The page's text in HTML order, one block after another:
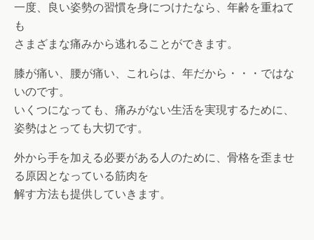
一度、良い姿勢の習慣を身につけたなら、年齢を重ねて
も
さまざまな痛みから逃れることができます。
膝が痛い、腰が痛い、これらは、年だから・・・ではな
いのです。
いくつになっても、痛みがない生活を実現するために、
姿勢はとっても大切です。
外から手を加える必要がある人のために、骨格を歪ませ
る原因となっている筋肉を
解す方法も提供していきます。